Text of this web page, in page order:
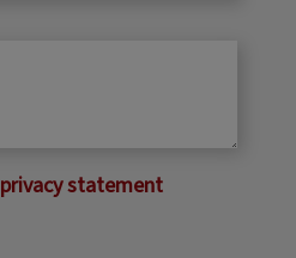
privacy statement